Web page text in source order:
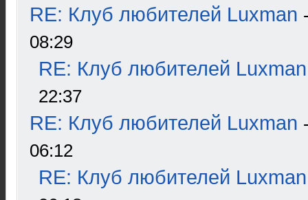
RE: Клуб любителей Luxman
08:29
RE: Клуб любителей Luxman
22:37
RE: Клуб любителей Luxman
06:12
RE: Клуб любителей Luxman